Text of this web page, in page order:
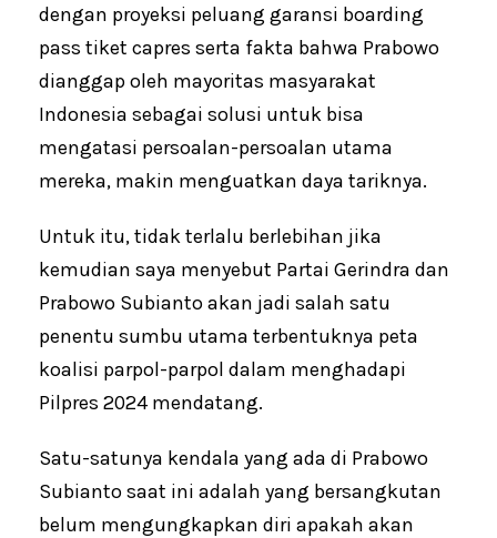
dengan proyeksi peluang garansi boarding
pass tiket capres serta fakta bahwa Prabowo
dianggap oleh mayoritas masyarakat
Indonesia sebagai solusi untuk bisa
mengatasi persoalan-persoalan utama
mereka, makin menguatkan daya tariknya.
Untuk itu, tidak terlalu berlebihan jika
kemudian saya menyebut Partai Gerindra dan
Prabowo Subianto akan jadi salah satu
penentu sumbu utama terbentuknya peta
koalisi parpol-parpol dalam menghadapi
Pilpres 2024 mendatang.
Satu-satunya kendala yang ada di Prabowo
Subianto saat ini adalah yang bersangkutan
belum mengungkapkan diri apakah akan